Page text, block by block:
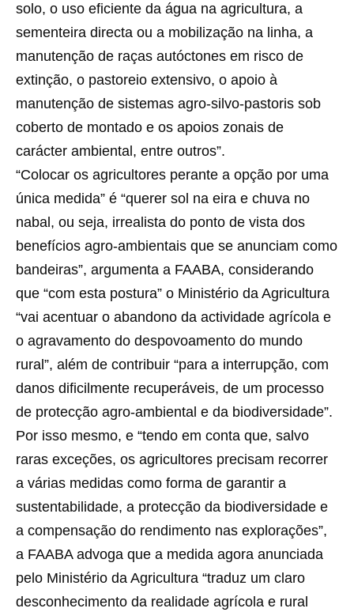
solo, o uso eficiente da água na agricultura, a
sementeira directa ou a mobilização na linha, a
manutenção de raças autóctones em risco de
extinção, o pastoreio extensivo, o apoio à
manutenção de sistemas agro-silvo-pastoris sob
coberto de montado e os apoios zonais de
carácter ambiental, entre outros”.
“Colocar os agricultores perante a opção por uma
única medida” é “querer sol na eira e chuva no
nabal, ou seja, irrealista do ponto de vista dos
benefícios agro-ambientais que se anunciam como
bandeiras”, argumenta a FAABA, considerando
que “com esta postura” o Ministério da Agricultura
“vai acentuar o abandono da actividade agrícola e
o agravamento do despovoamento do mundo
rural”, além de contribuir “para a interrupção, com
danos dificilmente recuperáveis, de um processo
de protecção agro-ambiental e da biodiversidade”.
Por isso mesmo, e “tendo em conta que, salvo
raras exceções, os agricultores precisam recorrer
a várias medidas como forma de garantir a
sustentabilidade, a protecção da biodiversidade e
a compensação do rendimento nas explorações”,
a FAABA advoga que a medida agora anunciada
pelo Ministério da Agricultura “traduz um claro
desconhecimento da realidade agrícola e rural